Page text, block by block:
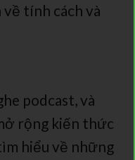
tính cách và
podcast, và
rộng kiến thức
hiểu về những